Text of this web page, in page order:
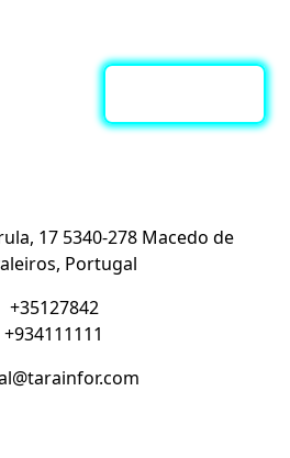
17 5340-278 Macedo de
Portugal
+35127842
+934111111